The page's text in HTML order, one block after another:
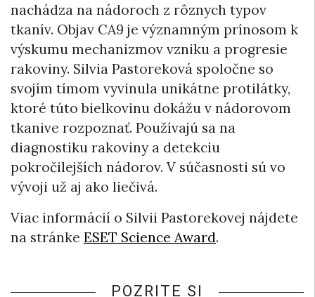
nachádza na nádoroch z rôznych typov
tkanív. Objav CA9 je významným prínosom k
výskumu mechanizmov vzniku a progresie
rakoviny. Silvia Pastoreková spoločne so
svojím tímom vyvinula unikátne protilátky,
ktoré túto bielkovinu dokážu v nádorovom
tkanive rozpoznať. Používajú sa na
diagnostiku rakoviny a detekciu
pokročilejších nádorov. V súčasnosti sú vo
vývoji už aj ako liečivá.
Viac informácií o Silvii Pastorekovej nájdete
na stránke ESET Science Award.
POZRITE SI